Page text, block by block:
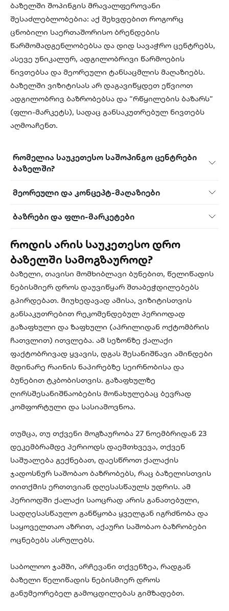
ბაზელში შოპინგის მრავალფეროვანი
შესაძლებლობებია: აქ შეხვდებით როგორც
ცნობილი საერთაშორისო ბრენდების
წარმომადგენლობებსა და დიდ სავაჭრო ცენტრებს,
ასევე უნიკალურ, ადგილობრივი წარმოების
ნივთებსა და მეორეული ტანსაცმლის მაღაზიებს.
ბაზელში ვიზიტისას არ დაგავიწყდეთ ეწვიოთ
ადგილობრივ ბაზრობებსა და “რწყილების ბაზარს”
(ფლი-მარკეტს), სადაც განსაკუთრებულ ნივთებს
აღმოაჩენთ.
რომელია საუკეთესო საშოპინგო ცენტრები
ბაზელში?
მეორეული და კონცეპტ-მაღაზიები
ბაზრები და ფლი-მარკეტები
როდის არის საუკეთესო დრო
ბაზელში სამოგზაუროდ?
ბაზელი, თავისი მომხიბლავი ბუნებით, წელიწადის
ნებისმიერ დროს დაუვიწყარ შთაბეჭდილებებს
გპირდებათ. მიუხედავად ამისა, ვიზიტისთვის
განსაკუთრებით რეკომენდებულ პერიოდად
გაზაფხული და ზაფხული (აპრილიდან ოქტომბრის
ჩათვლით) ითვლება. ამ სეზონზე ქალაქი
ფაქტობრივად ყვავის, დგას შესანიშნავი ამინდები
მდინარე რაინის ნაპირებზე სეირნობისა და
ბუნებით ტკბობისთვის. გაზაფხულზე
ღირსშესანიშნაობების მონახულებაც ბევრად
კომფორტული და სასიამოვნოა.
თუმცა, თუ თქვენი მოგზაურობა 27 ნოემბრიდან 23
დეკემბრამდე პერიოდს დაემთხვევა, თქვენ
საშუალება გექნებათ, დაესწროთ ქალაქის
ჯადოსნურ საშობაო ბაზრობებს, რაც ბაზელისთვის
თითქმის ერთთვიან დღესასწაულს უდრის. ამ
პერიოდში ქალაქი საოცრად არის განათებული,
სადღესასწაულო განწყობა ყველგან იგრძნობა და
საყოველთაო აზრით, აქაური საშობაო ბაზრობები
ოცნებებს ასრულებს.
საბოლოო ჯამში, არჩევანი თქვენზეა, რადგან
ბაზელი წელიწადის ნებისმიერ დროს
განუმეორებელ გამოცდილებას გიმზადებთ.